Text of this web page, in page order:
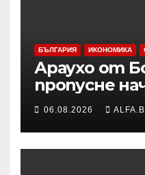
БЪЛГАРИЯ ИКОНОМИКА
Араухо от
пропусне
сезона във
заради
бедро
06.08.2026